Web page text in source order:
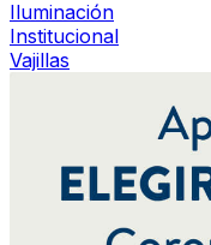
Iluminación
Institucional
Vajillas